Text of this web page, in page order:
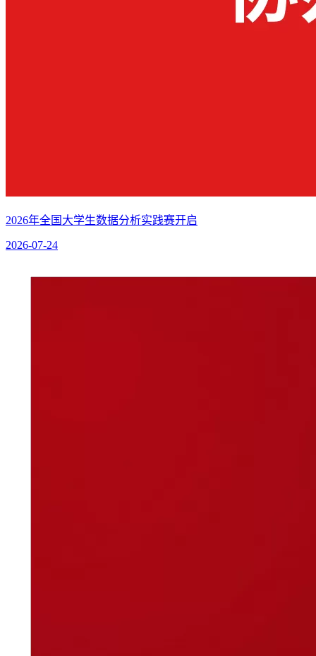
2026年全国大学生数据分析实践赛开启
2026-07-24